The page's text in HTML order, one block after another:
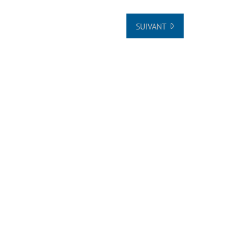
SUIVANT